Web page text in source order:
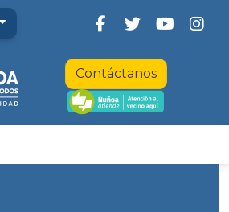
Contáctanos